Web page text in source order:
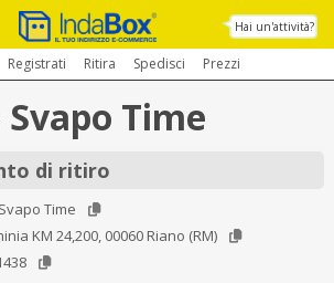
Hai un'attività?
Registrati Ritira Spedisci Prezzi
Time
di ritiro
Time
KM 24,200, 00060 Riano (RM)